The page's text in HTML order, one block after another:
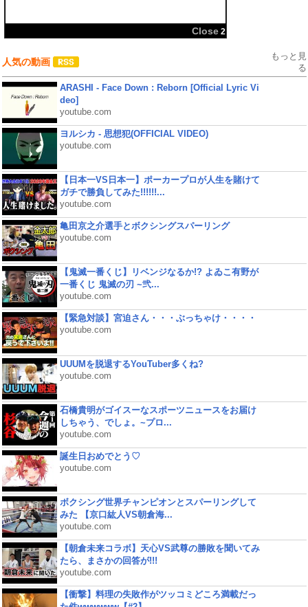
Close 2
人気の動画
もっと見
る
ARASHI - Face Down : Reborn [Official Lyric Vi
deo]
youtube.com
ヨルシカ - 思想犯(OFFICIAL VIDEO)
youtube.com
【日本一VS日本一】ポーカープロが人生を賭けて
ガチで勝負してみた!!!!!!...
youtube.com
亀田京之介選手とボクシングスパーリング
youtube.com
【鬼滅一番くじ】リベンジなるか!? よゐこ有野が
一番くじ 鬼滅の刃 ~弐...
youtube.com
【緊急対談】宮迫さん・・・ぶっちゃけ・・・・
youtube.com
UUUMを脱退するYouTuber多くね?
youtube.com
石橋貴明がゴイスーなスポーツニュースをお届け
しちゃう、でしょ。~プロ...
youtube.com
誕生日おめでとう♡
youtube.com
ボクシング世界チャンピオンとスパーリングして
みた 【京口紘人VS朝倉海...
youtube.com
【朝倉未来コラボ】天心VS武尊の勝敗を聞いてみ
たら、まさかの回答が!!!
youtube.com
【衝撃】料理の失敗作がツッコミどころ満載だっ